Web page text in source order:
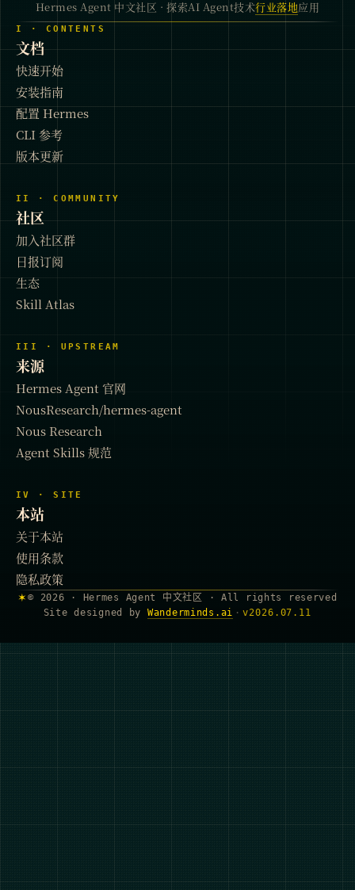
Hermes Agent 中文社区 · 探索AI Agent技术行业落地应用
I · CONTENTS
文档
快速开始
安装指南
配置 Hermes
CLI 参考
版本更新
II · COMMUNITY
社区
加入社区群
日报订阅
生态
Skill Atlas
III · UPSTREAM
来源
Hermes Agent 官网
NousResearch/hermes-agent
Nous Research
Agent Skills 规范
IV · SITE
本站
关于本站
使用条款
隐私政策
✶© 2026 · Hermes Agent 中文社区 · All rights reserved
Site designed by
Wanderminds.ai · v2026.07.11